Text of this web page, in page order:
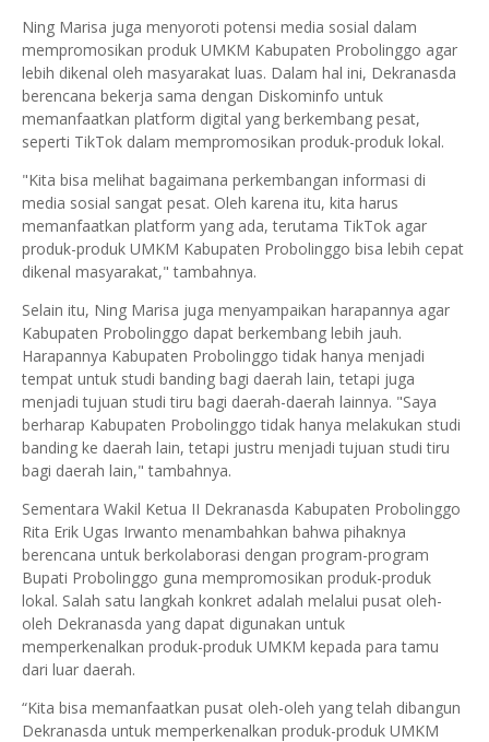
Ning Marisa juga menyoroti potensi media sosial dalam
mempromosikan produk UMKM Kabupaten Probolinggo agar
lebih dikenal oleh masyarakat luas. Dalam hal ini, Dekranasda
berencana bekerja sama dengan Diskominfo untuk
memanfaatkan platform digital yang berkembang pesat,
seperti TikTok dalam mempromosikan produk-produk lokal.
"Kita bisa melihat bagaimana perkembangan informasi di
media sosial sangat pesat. Oleh karena itu, kita harus
memanfaatkan platform yang ada, terutama TikTok agar
produk-produk UMKM Kabupaten Probolinggo bisa lebih cepat
dikenal masyarakat," tambahnya.
Selain itu, Ning Marisa juga menyampaikan harapannya agar
Kabupaten Probolinggo dapat berkembang lebih jauh.
Harapannya Kabupaten Probolinggo tidak hanya menjadi
tempat untuk studi banding bagi daerah lain, tetapi juga
menjadi tujuan studi tiru bagi daerah-daerah lainnya. "Saya
berharap Kabupaten Probolinggo tidak hanya melakukan studi
banding ke daerah lain, tetapi justru menjadi tujuan studi tiru
bagi daerah lain," tambahnya.
Sementara Wakil Ketua II Dekranasda Kabupaten Probolinggo
Rita Erik Ugas Irwanto menambahkan bahwa pihaknya
berencana untuk berkolaborasi dengan program-program
Bupati Probolinggo guna mempromosikan produk-produk
lokal. Salah satu langkah konkret adalah melalui pusat oleh-
oleh Dekranasda yang dapat digunakan untuk
memperkenalkan produk-produk UMKM kepada para tamu
dari luar daerah.
“Kita bisa memanfaatkan pusat oleh-oleh yang telah dibangun
Dekranasda untuk memperkenalkan produk-produk UMKM